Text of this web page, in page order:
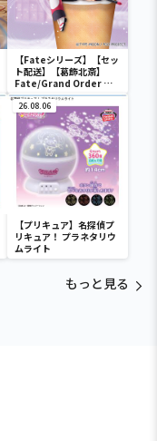
【Fateシリーズ】【セッ
ト配送】【葛飾北斎】
Fate/Grand Order ぬ
ーどるストッパーフィギ
ュア～フォーリナー/葛飾
北斎～
26.08.06
【プリキュア】名探偵プ
リキュア！ プラネタリウ
ムライト
もっと見る